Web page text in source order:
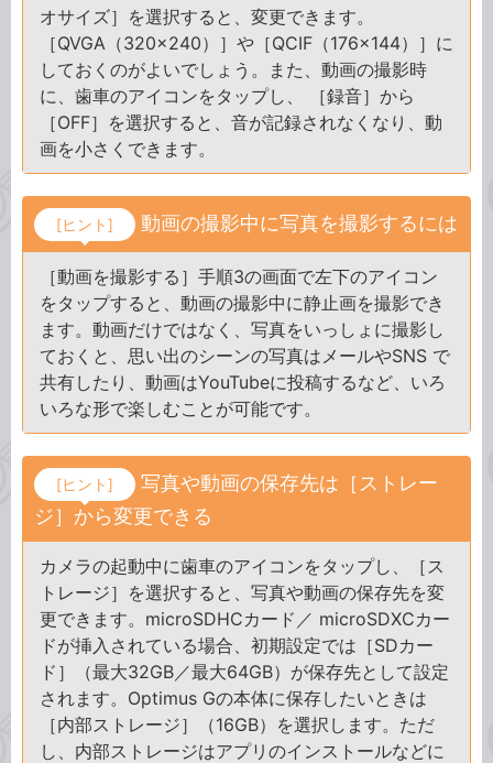
オサイズ］を選択すると、変更できます。
［QVGA（320×240）］や［QCIF（176×144）］に
しておくのがよいでしょう。また、動画の撮影時
に、歯車のアイコンをタップし、 ［録音］から
［OFF］を選択すると、音が記録されなくなり、動
画を小さくできます。
[ヒント] 動画の撮影中に写真を撮影するには
［動画を撮影する］手順3の画面で左下のアイコン
をタップすると、動画の撮影中に静止画を撮影でき
ます。動画だけではなく、写真をいっしょに撮影し
ておくと、思い出のシーンの写真はメールやSNS で
共有したり、動画はYouTubeに投稿するなど、いろ
いろな形で楽しむことが可能です。
[ヒント]
写真や動画の保存先は［ストレー
ジ］から変更できる
カメラの起動中に歯車のアイコンをタップし、［ス
トレージ］を選択すると、写真や動画の保存先を変
更できます。microSDHCカード／ microSDXCカー
ドが挿入されている場合、初期設定では［SDカー
ド］（最大32GB／最大64GB）が保存先として設定
されます。Optimus Gの本体に保存したいときは
［内部ストレージ］（16GB）を選択します。ただ
し、内部ストレージはアプリのインストールなどに